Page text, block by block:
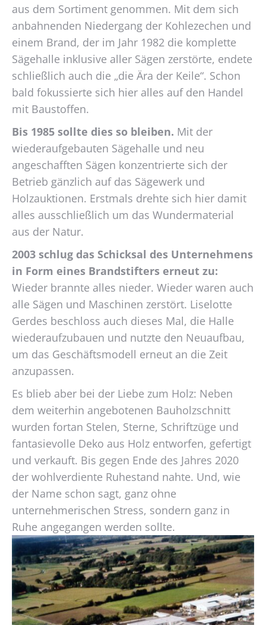
aus dem Sortiment genommen. Mit dem sich
anbahnenden Niedergang der Kohlezechen und
einem Brand, der im Jahr 1982 die komplette
Sägehalle inklusive aller Sägen zerstörte, endete
schließlich auch die „die Ära der Keile“. Schon
bald fokussierte sich hier alles auf den Handel
mit Baustoffen.
Bis 1985 sollte dies so bleiben. Mit der
wiederaufgebauten Sägehalle und neu
angeschafften Sägen konzentrierte sich der
Betrieb gänzlich auf das Sägewerk und
Holzauktionen. Erstmals drehte sich hier damit
alles ausschließlich um das Wundermaterial
aus der Natur.
2003 schlug das Schicksal des Unternehmens
in Form eines Brandstifters erneut zu:
Wieder brannte alles nieder. Wieder waren auch
alle Sägen und Maschinen zerstört. Liselotte
Gerdes beschloss auch dieses Mal, die Halle
wiederaufzubauen und nutzte den Neuaufbau,
um das Geschäftsmodell erneut an die Zeit
anzupassen.
Es blieb aber bei der Liebe zum Holz: Neben
dem weiterhin angebotenen Bauholzschnitt
wurden fortan Stelen, Sterne, Schriftzüge und
fantasievolle Deko aus Holz entworfen, gefertigt
und verkauft. Bis gegen Ende des Jahres 2020
der wohlverdiente Ruhestand nahte. Und, wie
der Name schon sagt, ganz ohne
unternehmerischen Stress, sondern ganz in
Ruhe angegangen werden sollte.